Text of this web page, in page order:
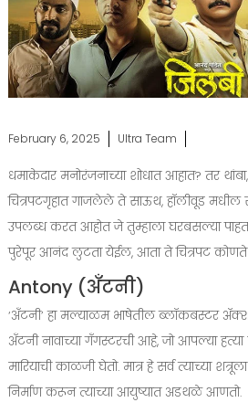
February 6, 2025 Ultra Team
धमाकेदार मनोरंजनाच्या शोधात आहात? तर थांबा,
चित्रपटगृहात गाजलेले ते साऊथ, हॉलीवूड मधील
उपलब्ध करत आहोत जे तुम्हाला घरबसल्या
पुरेपूर आनंद लुटता येईल, आता ते चित्रपट कोणते
Antony (अँटनी)
‘अँटनी’ हा मल्याळम भाषेतील ब्लॉकबस्टर
अँटनी नावाच्या गँगस्टरची आहे, जो आपल्या
मारियाची काळजी घेतो. मात्र हे सर्व त्याच्या
निर्माण करून त्याच्या आयुष्यात अडथळे आणतो.